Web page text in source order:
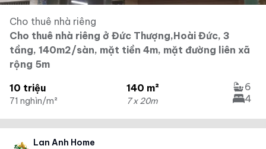
Cho thuê nhà riêng
Cho thuê nhà riêng ở Đức Thượng,Hoài Đức, 3
tầng, 140m2/sàn, mặt tiền 4m, mặt đường liên xã
rộng 5m
10 triệu
71 nghìn/m²
140 m²
7 x 20m
6
4
Lan Anh Home